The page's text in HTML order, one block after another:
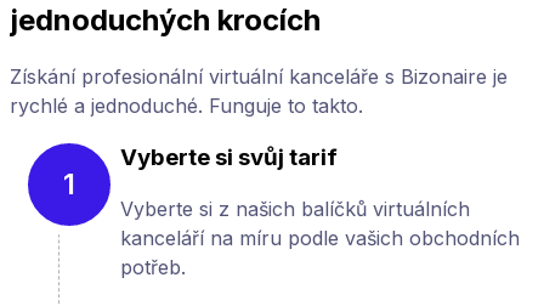
jednoduchých krocích
Získání profesionální virtuální kanceláře s Bizonaire je
rychlé a jednoduché. Funguje to takto.
1
Vyberte si svůj tarif
Vyberte si z našich balíčků virtuálních
kanceláří na míru podle vašich obchodních
potřeb.